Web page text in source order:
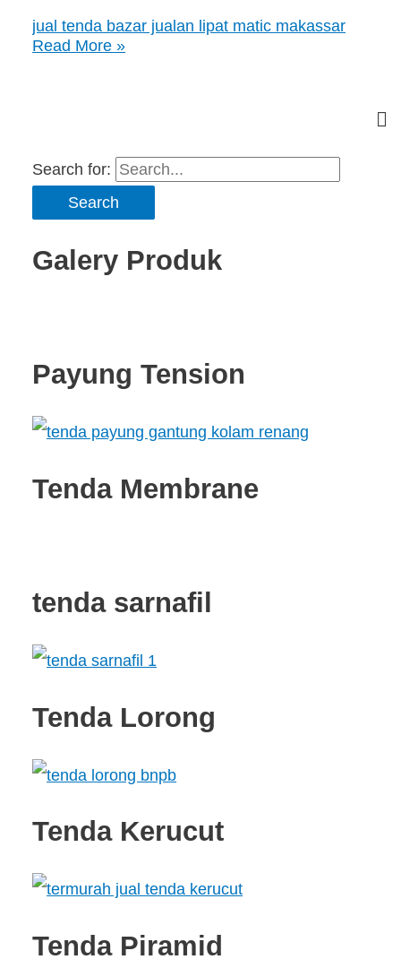
jual tenda bazar jualan lipat matic makassar
Read More »
Search for:
Galery Produk
Payung Tension
Tenda Membrane
tenda sarnafil
Tenda Lorong
Tenda Kerucut
Tenda Piramid